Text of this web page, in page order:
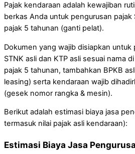
Pajak kendaraan adalah kewajiban
berkas Anda untuk pengurusan pajak
pajak 5 tahunan (ganti pelat).
Dokumen yang wajib disiapkan untuk
STNK asli dan KTP asli sesuai nama
pajak 5 tahunan, tambahkan BPKB
leasing) serta kendaraan wajib
(gesek nomor rangka & mesin).
Berikut adalah estimasi biaya jasa
termasuk nilai pajak asli kendaraan):
Estimasi Biaya Jasa